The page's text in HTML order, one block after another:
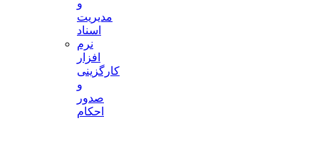
و
مدیریت
اسناد
نرم
افزار
کارگزینی
و
صدور
احکام